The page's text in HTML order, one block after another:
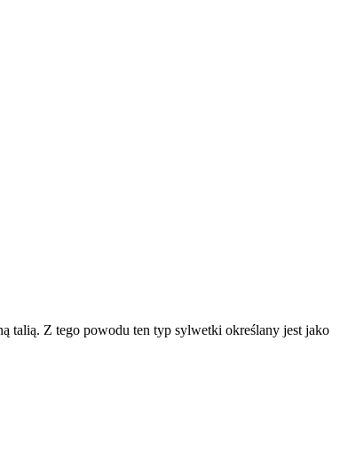
talią. Z tego powodu ten typ sylwetki określany jest jako